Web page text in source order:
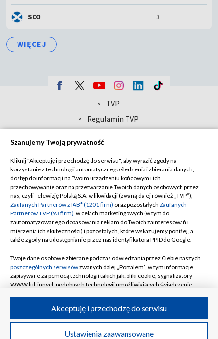
SCO 3
WIĘCEJ
TVP
Abonament TVP
Oferta Handlowa
Telegazeta ogłoszenia
Emisja w TVP
Rada Programowa
Ogłoszenia przetargowe
Akademia Telewizyjna
Informacje o nadawcy
Centrum informacji TVP
Zgłoś program (ROPAT)
Kariera w TVP
Regulamin TVP
Biuro reklamy
Kontakt
Kanały
©2026 Telewizja Polska Spółka Akcyjna w likwidacji
Szanujemy Twoją prywatność
Kliknij "Akceptuję i przechodzę do serwisu", aby wyrazić zgody na
korzystanie z technologii automatycznego śledzenia i zbierania danych,
dostęp do informacji na Twoim urządzeniu końcowym i ich
przechowywanie oraz na przetwarzanie Twoich danych osobowych przez
nas, czyli Telewizję Polską S.A. w likwidacji (zwaną dalej również „TVP”),
Zaufanych Partnerów z IAB* (1201 firm) oraz pozostałych Zaufanych
Partnerów TVP (93 firm), w celach marketingowych (w tym do
zautomatyzowanego dopasowania reklam do Twoich zainteresowań i
mierzenia ich skuteczności) i pozostałych, które wskazujemy poniżej, a
także zgody na udostępnianie przez nas identyfikatora PPID do Google.
Twoje dane osobowe zbierane podczas odwiedzania przez Ciebie naszych
poszczególnych serwisówzwanych dalej „Portalem”, w tym informacje
zapisywane za pomocą technologii takich jak: pliki cookie, sygnalizatory
WWW lub innych podobnych technologii umożliwiających świadczenie
ruchu w Internecie.
Twoje dane osobowe zbierane podczas odwiedzania przez Ciebie
Ustawienia zaawansowane
Akceptuję i przechodzę do serwisu